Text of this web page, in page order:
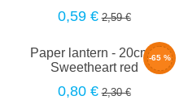
0,59 € 2,59 €
-65 %
Paper lantern - 20cm -
Sweetheart red
0,80 € 2,30 €